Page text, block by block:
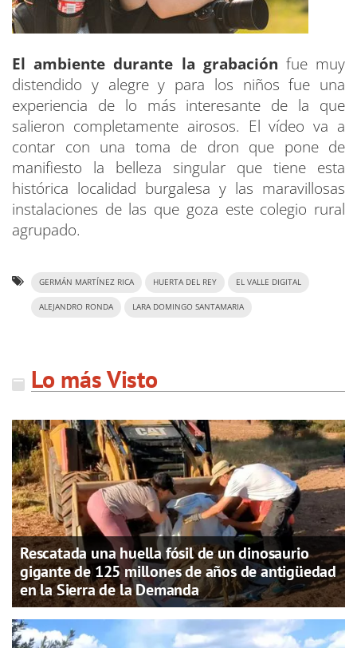
El ambiente durante la grabación fue muy
distendido y alegre y para los niños fue una
experiencia de lo más interesante de la que
salieron completamente airosos. El vídeo va a
contar con una toma de dron que pone de
manifiesto la belleza singular que tiene esta
histórica localidad burgalesa y las maravillosas
instalaciones de las que goza este colegio rural
agrupado.
GERMÁN MARTÍNEZ RICA HUERTA DEL REY EL VALLE DIGITAL
ALEJANDRO RONDA LARA DOMINGO SANTAMARIA
Lo más Visto
Rescatada una huella fósil de un dinosaurio
gigante de 125 millones de años de antigüedad
en la Sierra de la Demanda